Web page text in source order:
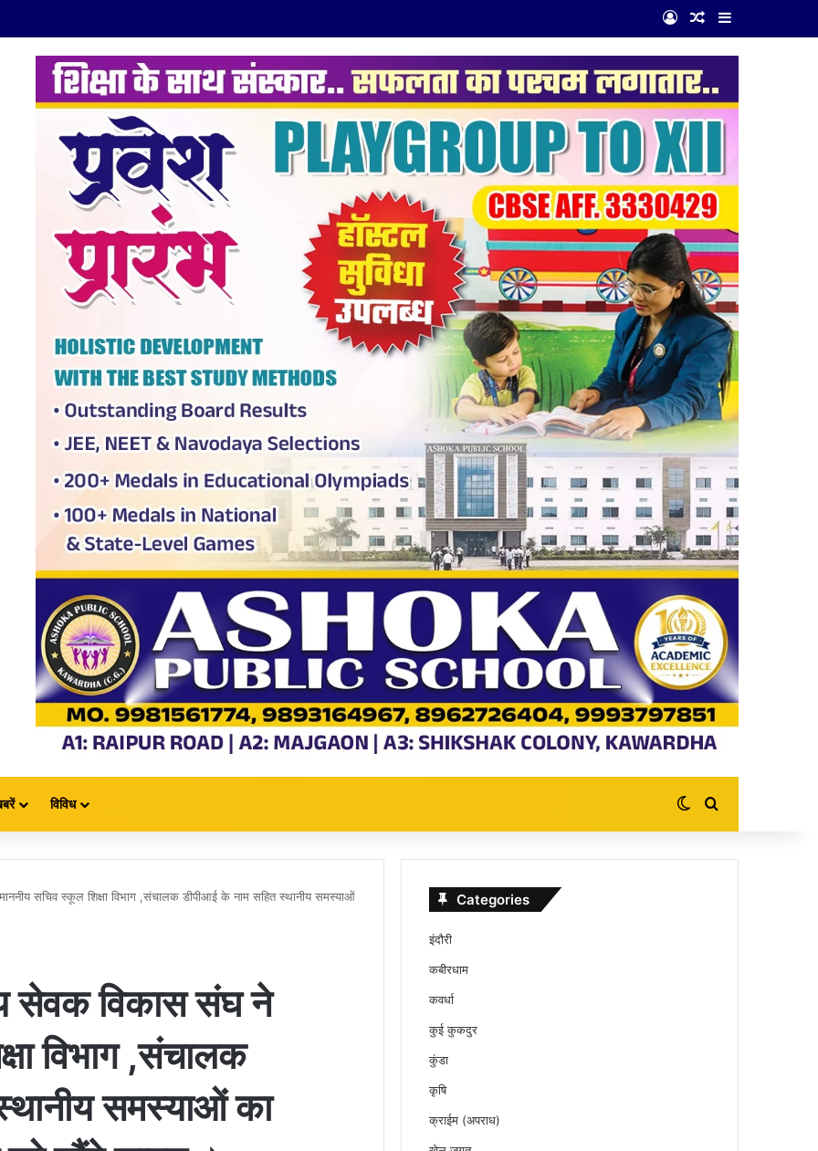
Log InRandom Article
Sidebar
विविध Switch skin
Search for
सचिव स्कूल शिक्षा विभाग ,संचालक डीपीआई के नाम सहित स्थानीय समस्याओं
सेवक विकास संघ ने
विभाग ,संचालक
समस्याओं का
Categories
इंदौरी
कबीरधाम
कवर्धा
कुई कुकदुर
कुंडा
कृषि
क्राईम (अपराध)